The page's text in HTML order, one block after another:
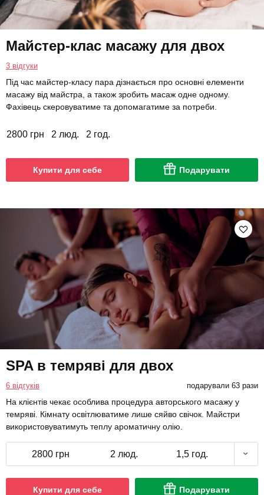
Майстер-клас масажу для двох
3 відгуки
Під час майстер-класу пара дізнається про основні елементи
масажу від майстра, а також зробить масаж одне одному.
Фахівець скеровуватиме та допомагатиме за потреби.
2800 грн 2 люд. 2 год.
Купити для себе Подарувати
SPA в темряві для двох
6 відгуків подарували 63 рази
На клієнтів чекає особлива процедура авторського масажу у
темряві. Кімнату освітлюватиме лише сяйво свічок. Майстри
використовуватимуть теплу ароматичну олію.
2800 грн 2 люд. 1,5 год.
Купити для себе Подарувати